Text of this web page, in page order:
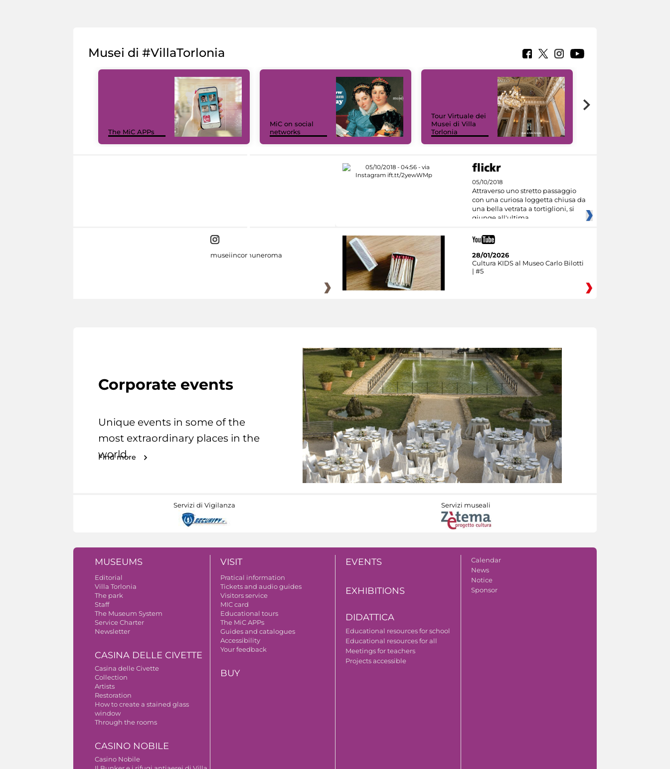
Musei di #VillaTorlonia
The MiC APPs
MiC on social
networks
Tour Virtuale dei
Musei di Villa
Torlonia
05/10/2018
Attraverso uno stretto passaggio
con una curiosa loggetta chiusa da
una bella vetrata a tortiglioni, si
giunge all'ultima
museiincomuneroma
28/01/2026
Cultura KIDS al Museo Carlo Bilotti
| #5
Corporate events
Unique events in some of the
most extraordinary places in the
world.
Find more
Servizi di Vigilanza Servizi museali
MUSEUMS
Editorial
Villa Torlonia
The park
Staff
The Museum System
Service Charter
Newsletter
CASINA DELLE CIVETTE
Casina delle Civette
Collection
Artists
Restoration
How to create a stained glass
window
Through the rooms
CASINO NOBILE
Casino Nobile
VISIT
Pratical information
Tickets and audio guides
Visitors service
MIC card
Educational tours
The MiC APPs
Guides and catalogues
Accessibility
Your feedback
BUY
EVENTS
EXHIBITIONS
DIDATTICA
Educational resources for school
Educational resources for all
Meetings for teachers
Projects accessible
Calendar
News
Notice
Sponsor